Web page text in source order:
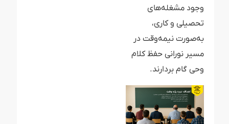
وجود مشغله‌های
تحصیلی و کاری،
به‌صورت نیمه‌وقت در
مسیر نورانی حفظ کلام
وحی گام بردارند.